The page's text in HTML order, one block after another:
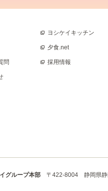
問
ヨシケイキッチン
夕食.net
採用情報
グループ本部 〒422-8004 静岡県静